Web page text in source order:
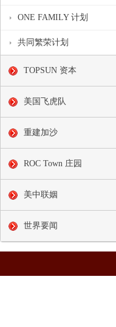
ONE FAMILY 计划
共同繁荣计划
TOPSUN 资本
美国飞虎队
重建加沙
ROC Town 庄园
美中联姻
世界要闻